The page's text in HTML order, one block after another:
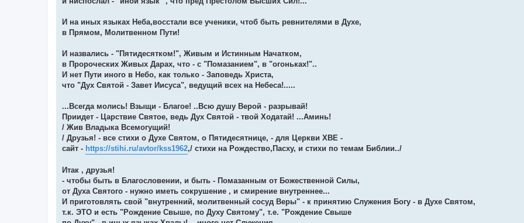
И на иных языках Неба,восстали все ученики, чтоб быть ревнителями в Духе,
в Прямом, Молитвенном Пути!
И назвались - "Пятидесятком!", Живым и Истинным Начатком,
в Пророческих Живых Дарах, что - с "Помазанием", в "огоньках!"..
И нет Пути иного в Небо, как только - Заповедь Христа,
что "Дух Святой - Завет Иисуса", ведущий всех на Небеса!.....
...Всегда молись! Взыщи - Благое! ..Всю душу Верой - разрывай!
Приидет - Царствие Святое, ведь Дух Святой - твой Ходатай! ...Аминь!
/ Жив Владыка Всемогущий!
/ Друзья! - все стихи о Духе Святом, о Пятидесятнице, - для Церкви ХВЕ -
сайт - https://stihi.ru/avtor/kss1962,/ стихи на Рождество,Пасху, и стихи по темам Библии../
Итак , друзья!
- чтобы быть в Благословении, и быть - Помазанным от Божественной Силы,
от Духа Святого - нужно иметь сокрушение , и смирение внутреннее...
И приготовлять свой "внутренний, молитвенный сосуд Веры" - к принятию Служения Богу - в Духе Святом,
т.к. ЭТО и есть "Рождение Свыше, по Духу Святому", т.е. "Рождение Свыше